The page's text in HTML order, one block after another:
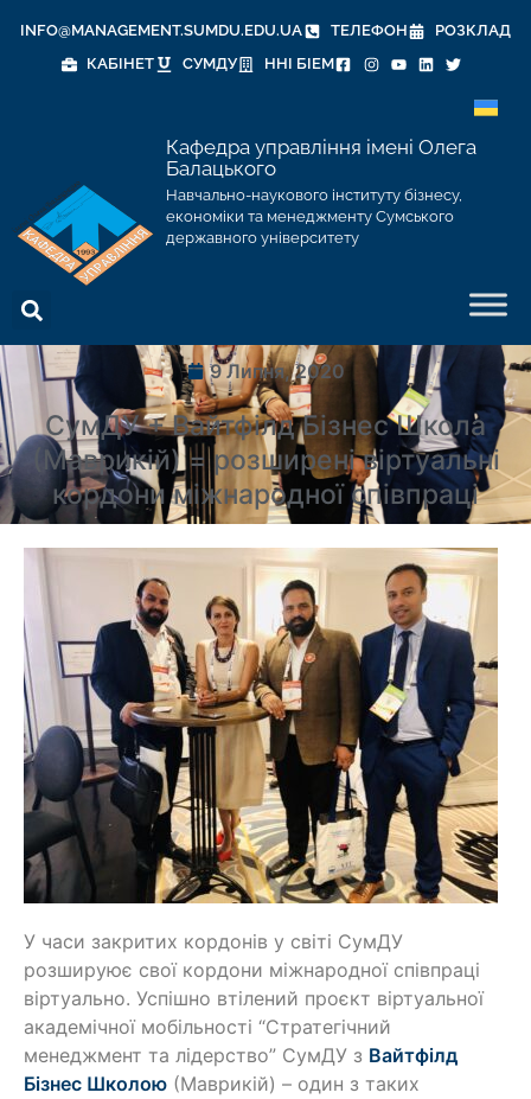
INFO@MANAGEMENT.SUMDU.EDU.UA ТЕЛЕФОН
РОЗКЛАД
КАБІНЕТ
СУМДУ ННІ БІЕМ
Кафедра управління імені Олега
Балацького
Навчально-наукового інституту бізнесу,
економіки та менеджменту Сумського
державного університету
9 Липня, 2020
СумДУ + Вайтфілд Бізнес Школа
(Маврикій) = розширені віртуальні
кордони міжнародної співпраці
У часи закритих кордонів у світі СумДУ
розшируює свої кордони міжнародної співпраці
віртуально. Успішно втілений проєкт віртуальної
академічної мобільності “Стратегічний
менеджмент та лідерство” СумДУ з Вайтфілд
Бізнес Школою (Маврикій) – один з таких